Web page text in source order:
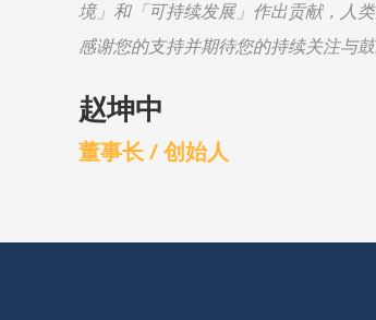
境」和「可持续发展」作出贡献，人
感谢您的支持并期待您的持续关注与鼓
赵坤中
董事长 / 创始人